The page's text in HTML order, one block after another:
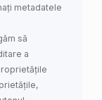
metadatele
să
a